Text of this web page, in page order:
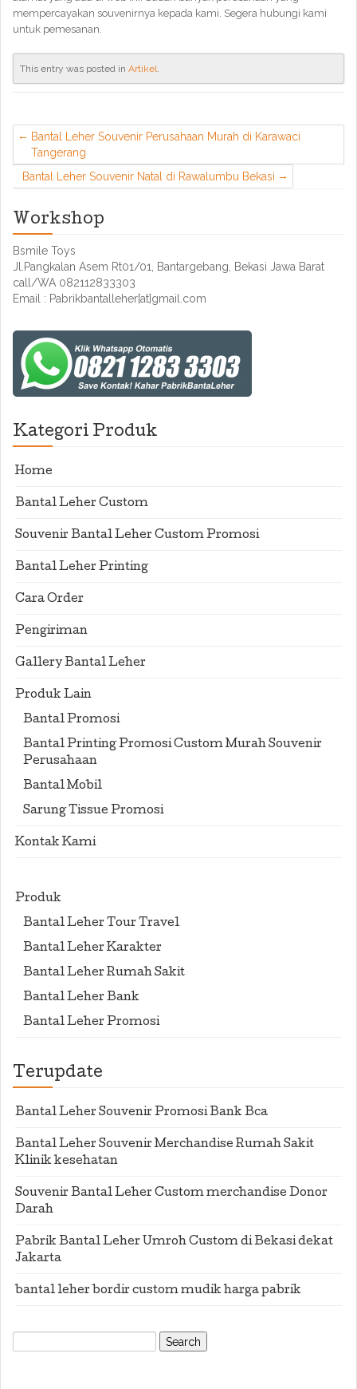
mempercayakan souvenirnya kepada kami. Segera hubungi kami
untuk pemesanan.
This entry was posted in Artikel.
Bantal Leher Souvenir Perusahaan Murah di Karawaci
Tangerang
Bantal Leher Souvenir Natal di Rawalumbu Bekasi
Workshop
Bsmile Toys
Jl.Pangkalan Asem Rt01/01, Bantargebang, Bekasi Jawa Barat
call/WA 082112833303
Email : Pabrikbantalleher[at]gmail.com
Kategori Produk
Home
Bantal Leher Custom
Souvenir Bantal Leher Custom Promosi
Bantal Leher Printing
Cara Order
Pengiriman
Gallery Bantal Leher
Produk Lain
Bantal Promosi
Bantal Printing Promosi Custom Murah Souvenir
Perusahaan
Bantal Mobil
Sarung Tissue Promosi
Kontak Kami
Produk
Bantal Leher Tour Travel
Bantal Leher Karakter
Bantal Leher Rumah Sakit
Bantal Leher Bank
Bantal Leher Promosi
Terupdate
Bantal Leher Souvenir Promosi Bank Bca
Bantal Leher Souvenir Merchandise Rumah Sakit
Klinik kesehatan
Souvenir Bantal Leher Custom merchandise Donor
Darah
Pabrik Bantal Leher Umroh Custom di Bekasi dekat
Jakarta
bantal leher bordir custom mudik harga pabrik
Search
for: